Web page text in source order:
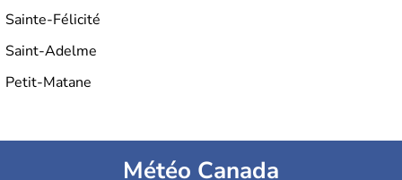
Sainte-Félicité
Saint-Adelme
Petit-Matane
Météo Canada